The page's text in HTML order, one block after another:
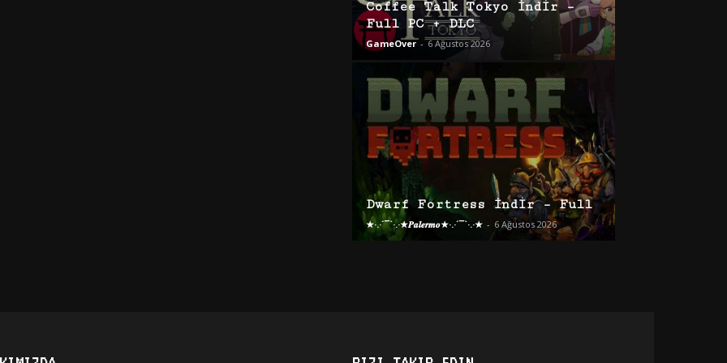
Coffee Talk Tokyo İndir –
Full PC + DLC
GameOver - 6 Ağustos 2026
Dwarf Fortress İndir – Full
★·.·´¯`·.·★𝑷𝒂𝒍𝒆𝒓𝒎𝒐★·.·´¯`·.·★ - 6 Ağustos 2026